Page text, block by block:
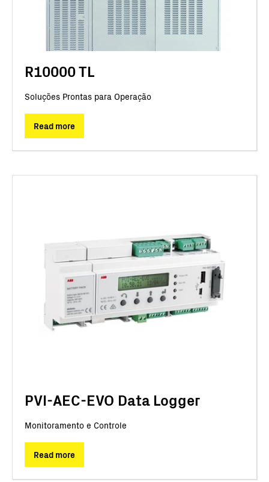
R10000 TL
Soluções Prontas para Operação
Read more
PVI-AEC-EVO Data Logger
Monitoramento e Controle
Read more